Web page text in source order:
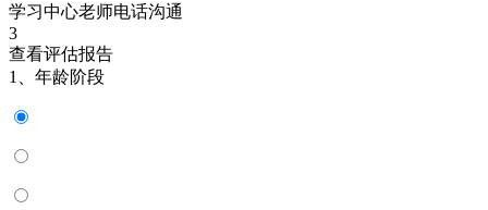
学习中心老师电话沟通
3
查看评估报告
1、年龄阶段